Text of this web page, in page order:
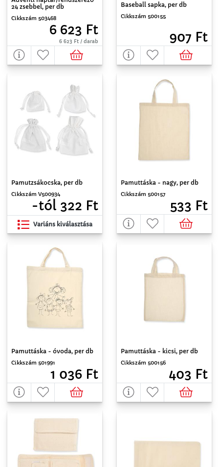
24 zsebbel, per db
Cikkszám 503468
6 623 Ft
6 623 Ft / darab
Baseball sapka, per db
Cikkszám 500155
907 Ft
Pamutzsákocska, per db
Cikkszám V500934
-tól 322 Ft
Variáns kiválasztása
Pamuttáska - nagy, per db
Cikkszám 500157
533 Ft
Pamuttáska - óvoda, per db
Cikkszám 501991
1 036 Ft
Pamuttáska - kicsi, per db
Cikkszám 500156
403 Ft